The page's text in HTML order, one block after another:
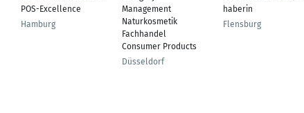
POS-Excellence
Hamburg
Management
Naturkosmetik
Fachhandel
Consumer Products
Düsseldorf
haberin
Flensburg